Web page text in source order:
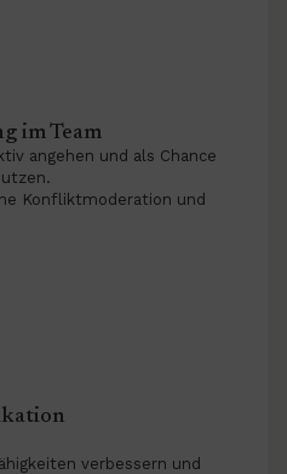
im Team
angehen und als Chance
Konfliktmoderation und
verbessern und